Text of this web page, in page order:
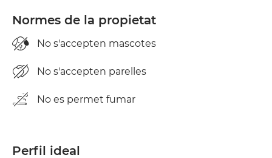
Normes de la propietat
No s'accepten mascotes
No s'accepten parelles
No es permet fumar
Perfil ideal